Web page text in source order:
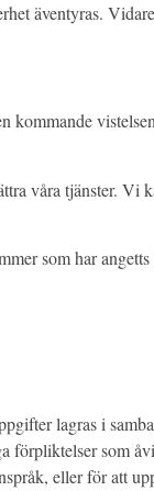
äventyras.
våra tjänster. Vi
som har
lagras i
förpliktelser som
eller för att